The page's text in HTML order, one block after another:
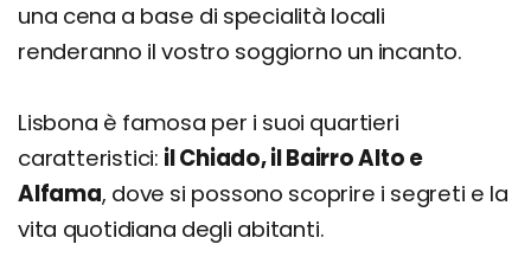
una cena a base di specialità locali
renderanno il vostro soggiorno un incanto.
Lisbona è famosa per i suoi quartieri
caratteristici: il Chiado, il Bairro Alto e
Alfama, dove si possono scoprire i segreti e la
vita quotidiana degli abitanti.